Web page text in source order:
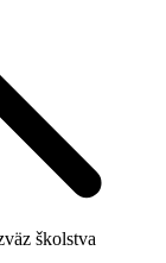
školstva